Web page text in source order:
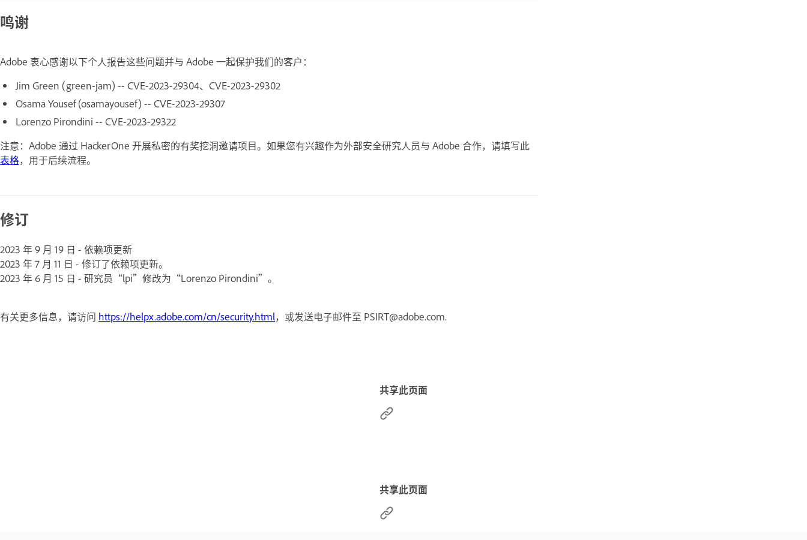
鸣谢
Adobe 衷心感谢以下个人报告这些问题并与 Adobe 一起保护我们的客户：
Jim Green (green-jam) -- CVE-2023-29304、CVE-2023-29302
Osama Yousef (osamayousef) -- CVE-2023-29307
Lorenzo Pirondini -- CVE-2023-29322
注意：Adobe 通过 HackerOne 开展私密的有奖挖洞邀请项目。如果您有兴趣作为外部安全研究人员与 Adobe 合作，请填写此
表格，用于后续流程。
修订
2023 年 9 月 19 日 - 依赖项更新
2023 年 7 月 11 日 - 修订了依赖项更新。
2023 年 6 月 15 日 - 研究员“lpi”修改为“Lorenzo Pirondini”。
有关更多信息，请访问 https://helpx.adobe.com/cn/security.html，或发送电子邮件至 PSIRT@adobe.com.
共享此页面
共享此页面